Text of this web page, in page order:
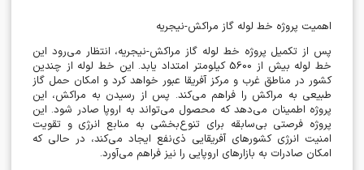
اهمیت پروژه خط لوله گاز مراکش-نیجریه
پس از تکمیل پروژه خط لوله گاز مراکش-نیجریه، انتظار می‌رود این
خط لوله بیش از 5600 کیلومتر امتداد یابد. این خط لوله از چندین
کشور در مناطق غرب و مرکز آفریقا عبور خواهد کرد و امکان حمل گاز
طبیعی به مراکش را فراهم می‌کند. پس از رسیدن به مراکش، این
پروژه اطمینان می‌دهد که محصول می‌تواند به اروپا صادر شود. این
پروژه فرصتی بی‌سابقه برای تنوع‌بخشی به منابع انرژی و تقویت
امنیت انرژی کشورهای آفریقایی ذی‌نفع ایجاد می‌کند، در حالی که
امکان صادرات به بازارهای اروپایی را نیز فراهم می‌آورد.